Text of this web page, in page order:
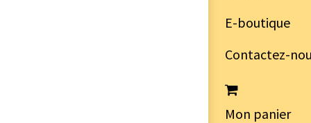
E-boutique
Contactez-
Mon panier